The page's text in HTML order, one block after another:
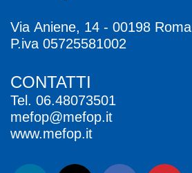
Via Aniene, 14 - 00198 Roma
P.iva 05725581002
CONTATTI
Tel. 06.48073501
mefop@mefop.it
www.mefop.it